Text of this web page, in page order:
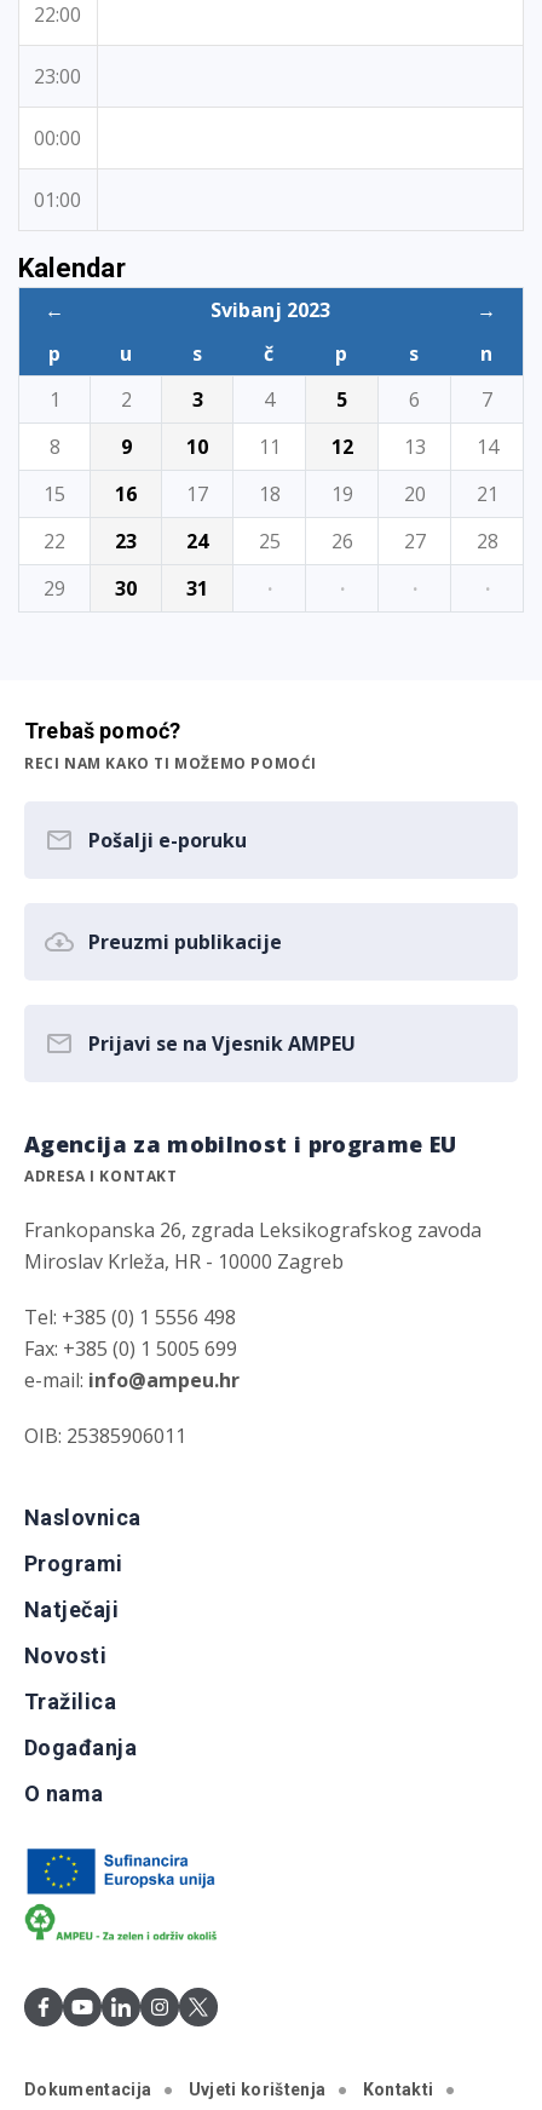
22:00
23:00
00:00
01:00
Kalendar
← Svibanj 2023
→
p
u s č p s
n
1
2 3 4 5 6
7
8
9 10 11 12 13
14
15
16 17 18 19 20
21
22
23 24 25 26 27
28
29
30 31 · · · ·
Trebaš pomoć?
RECI NAM KAKO TI MOŽEMO POMOĆI
Pošalji e-poruku
Preuzmi publikacije
Prijavi se na Vjesnik AMPEU
Agencija za mobilnost i programe EU
ADRESA I KONTAKT
Frankopanska 26, zgrada Leksikografskog zavoda
Miroslav Krleža, HR - 10000 Zagreb
Tel: +385 (0) 1 5556 498
Fax: +385 (0) 1 5005 699
e-mail: info@ampeu.hr
OIB: 25385906011
Naslovnica
Programi
Natječaji
Novosti
Tražilica
Događanja
O nama
Dokumentacija Uvjeti korištenja Kontakti